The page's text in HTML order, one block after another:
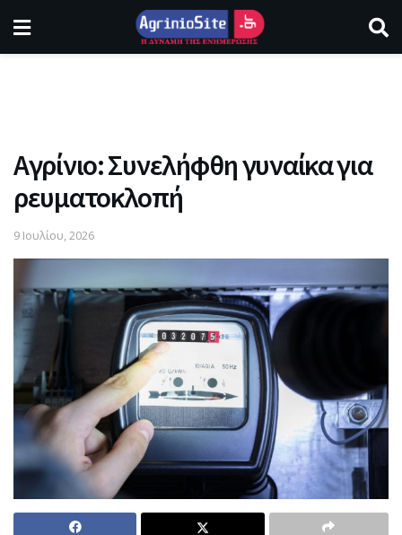
Αγρίνιο: Συνελήφθη γυναίκα για
ρευματοκλοπή
9 Ιουλίου, 2026